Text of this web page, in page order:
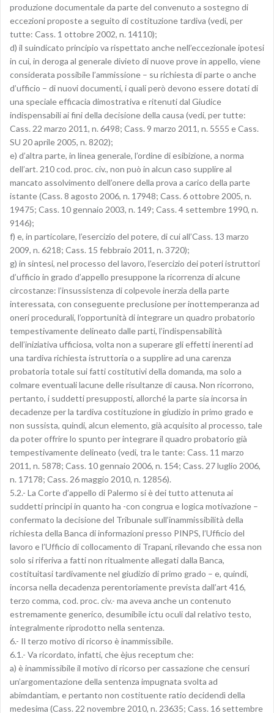
produzione documentale da parte del convenuto a sostegno di
eccezioni proposte a seguito di costituzione tardiva (vedi, per
tutte: Cass. 1 ottobre 2002, n. 14110);
d) il suindicato principio va rispettato anche nell’eccezionale ipotesi
in cui, in deroga al generale divieto di nuove prove in appello, viene
considerata possibile l’ammissione – su richiesta di parte o anche
d’ufficio – di nuovi documenti, i quali però devono essere dotati di
una speciale efficacia dimostrativa e ritenuti dal Giudice
indispensabili ai fini della decisione della causa (vedi, per tutte:
Cass. 22 marzo 2011, n. 6498; Cass. 9 marzo 2011, n. 5555 e Cass.
SU 20 aprile 2005, n. 8202);
e) d’altra parte, in linea generale, l’ordine di esibizione, a norma
dell’art. 210 cod. proc. civ., non può in alcun caso supplire al
mancato assolvimento dell’onere della prova a carico della parte
istante (Cass. 8 agosto 2006, n. 17948; Cass. 6 ottobre 2005, n.
19475; Cass. 10 gennaio 2003, n. 149; Cass. 4 settembre 1990, n.
9146);
f) e, in particolare, l’esercizio del potere, di cui all’Cass. 13 marzo
2009, n. 6218; Cass. 15 febbraio 2011, n. 3720);
g) in sintesi, nel processo del lavoro, l’esercizio dei poteri istruttori
d’ufficio in grado d’appello presuppone la ricorrenza di alcune
circostanze: l’insussistenza di colpevole inerzia della parte
interessata, con conseguente preclusione per inottemperanza ad
oneri procedurali, l’opportunità di integrare un quadro probatorio
tempestivamente delineato dalle parti, l’indispensabilità
dell’iniziativa ufficiosa, volta non a superare gli effetti inerenti ad
una tardiva richiesta istruttoria o a supplire ad una carenza
probatoria totale sui fatti costitutivi della domanda, ma solo a
colmare eventuali lacune delle risultanze di causa. Non ricorrono,
pertanto, i suddetti presupposti, allorché la parte sia incorsa in
decadenze per la tardiva costituzione in giudizio in primo grado e
non sussista, quindi, alcun elemento, già acquisito al processo, tale
da poter offrire lo spunto per integrare il quadro probatorio già
tempestivamente delineato (vedi, tra le tante: Cass. 11 marzo
2011, n. 5878; Cass. 10 gennaio 2006, n. 154; Cass. 27 luglio 2006,
n. 17178; Cass. 26 maggio 2010, n. 12856).
5.2.- La Corte d’appello di Palermo si è dei tutto attenuta ai
suddetti principi in quanto ha -con congrua e logica motivazione –
confermato la decisione del Tribunale sull’inammissibilità della
richiesta della Banca di informazioni presso PINPS, l’Ufficio del
lavoro e l’Ufficio di collocamento di Trapani, rilevando che essa non
solo si riferiva a fatti non ritualmente allegati dalla Banca,
costituitasi tardivamente nel giudizio di primo grado – e, quindi,
incorsa nella decadenza perentoriamente prevista dall’art 416,
terzo comma, cod. proc. civ.- ma aveva anche un contenuto
estremamente generico, desumibile ictu oculi dal relativo testo,
integralmente riprodotto nella sentenza.
6.- Il terzo motivo di ricorso è inammissibile.
6.1.- Va ricordato, infatti, che èjus receptum che:
a) è inammissibile il motivo di ricorso per cassazione che censuri
un’argomentazione della sentenza impugnata svolta ad
abimdantiam, e pertanto non costituente ratio decidendì della
medesima (Cass. 22 novembre 2010, n. 23635; Cass. 16 settembre